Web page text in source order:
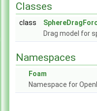
Classes
class
Drag model for
Namespaces
Foam
Namespace for